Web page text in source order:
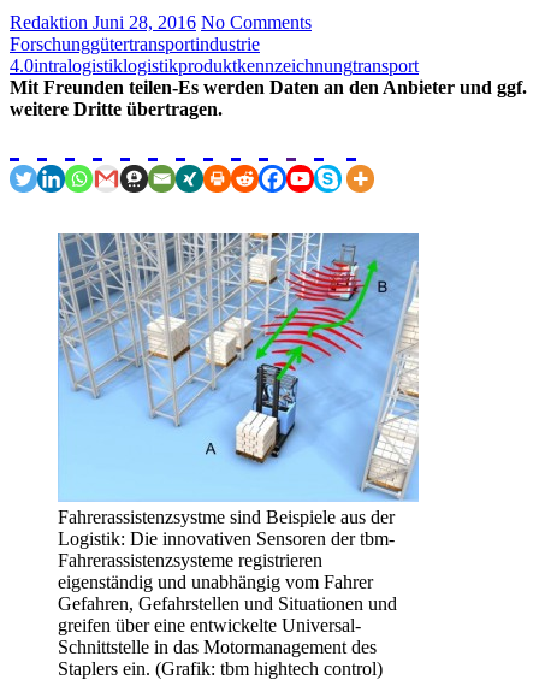
Redaktion Juni 28, 2016 No Comments
Forschunggütertransportindustrie
4.0intralogistiklogistikproduktkennzeichnungtransport
Mit Freunden teilen-Es werden Daten an den Anbieter und ggf.
weitere Dritte übertragen.
Fahrerassistenzsystme sind Beispiele aus der
Logistik: Die innovativen Sensoren der tbm-
Fahrerassistenzsysteme registrieren
eigenständig und unabhängig vom Fahrer
Gefahren, Gefahrstellen und Situationen und
greifen über eine entwickelte Universal-
Schnittstelle in das Motormanagement des
Staplers ein. (Grafik: tbm hightech control)